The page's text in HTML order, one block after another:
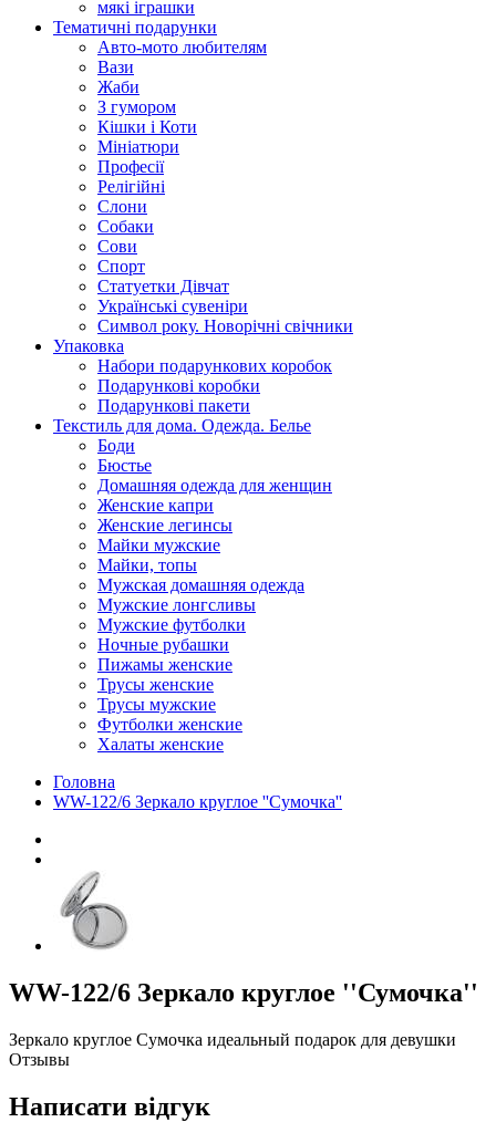
мякі іграшки
Тематичні подарунки
Авто-мото любителям
Вази
Жаби
З гумором
Кішки і Коти
Мініатюри
Професії
Релігійні
Слони
Собаки
Сови
Спорт
Статуетки Дівчат
Українські сувеніри
Символ року. Новорічні свічники
Упаковка
Набори подарункових коробок
Подарункові коробки
Подарункові пакети
Текстиль для дома. Одежда. Белье
Боди
Бюстье
Домашняя одежда для женщин
Женские капри
Женские легинсы
Майки мужские
Майки, топы
Мужская домашняя одежда
Мужские лонгсливы
Мужские футболки
Ночные рубашки
Пижамы женские
Трусы женские
Трусы мужские
Футболки женские
Халаты женские
Головна
WW-122/6 Зеркало круглое ''Сумочка''
WW-122/6 Зеркало круглое ''Сумочка''
Зеркало круглое Сумочка идеальный подарок для девушки
Отзывы
Написати відгук